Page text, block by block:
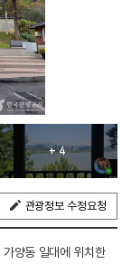
+ 4
관광정보 수정요청
양동 일대에 위치한